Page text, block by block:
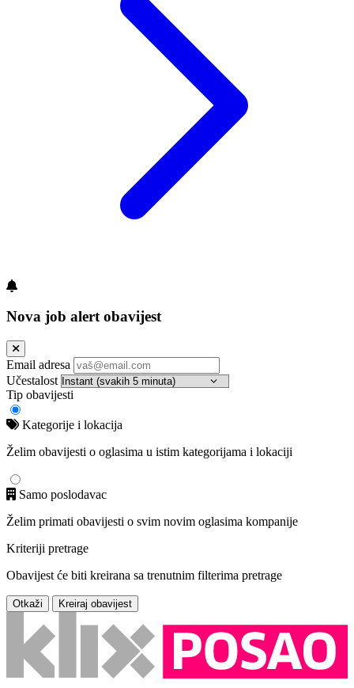
Nova job alert obavijest
Email adresa
Učestalost
Tip obavijesti
Kategorije i lokacija
Želim obavijesti o oglasima u istim kategorijama i lokaciji
Samo poslodavac
Želim primati obavijesti o svim novim oglasima kompanije
Kriteriji pretrage
Obavijest će biti kreirana sa trenutnim filterima pretrage
Otkaži Kreiraj obavijest